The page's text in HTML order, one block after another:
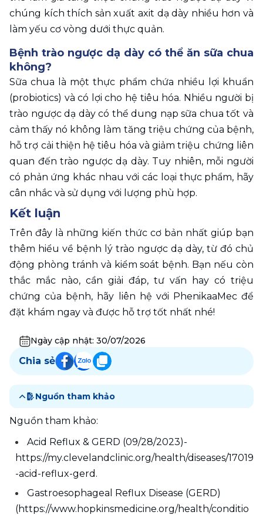
chúng kích thích sản xuất axit dạ dày nhiều hơn và
làm yếu cơ vòng dưới thực quản.
Bệnh trào ngược dạ dày có thể ăn sữa chua
không?
Sữa chua là một thực phẩm chứa nhiều lợi khuẩn
(probiotics) và có lợi cho hệ tiêu hóa. Nhiều người bị
trào ngược dạ dày có thể dung nạp sữa chua tốt và
cảm thấy nó không làm tăng triệu chứng của bệnh,
hỗ trợ cải thiện hệ tiêu hóa và giảm triệu chứng liên
quan đến trào ngược dạ dày. Tuy nhiên, mỗi người
có phản ứng khác nhau với các loại thực phẩm, hãy
cân nhắc và sử dụng với lượng phù hợp.
Kết luận
Trên đây là những kiến thức cơ bản nhất giúp bạn
thêm hiểu về bệnh lý trào ngược dạ dày, từ đó chủ
động phòng tránh và kiểm soát bệnh. Bạn nếu còn
thắc mắc nào, cần giải đáp, tư vấn hay có triệu
chứng của bệnh, hãy liên hệ với PhenikaaMec để
đặt khám ngay và được hỗ trợ tốt nhất nhé!
Ngày cập nhật: 30/07/2026
Chia sẻ
Nguồn tham khảo
Nguồn tham khảo:
Acid Reflux & GERD (09/28/2023)-
https://my.clevelandclinic.org/health/diseases/17019
-acid-reflux-gerd.
Gastroesophageal Reflux Disease (GERD)
(https://www.hopkinsmedicine.org/health/conditio